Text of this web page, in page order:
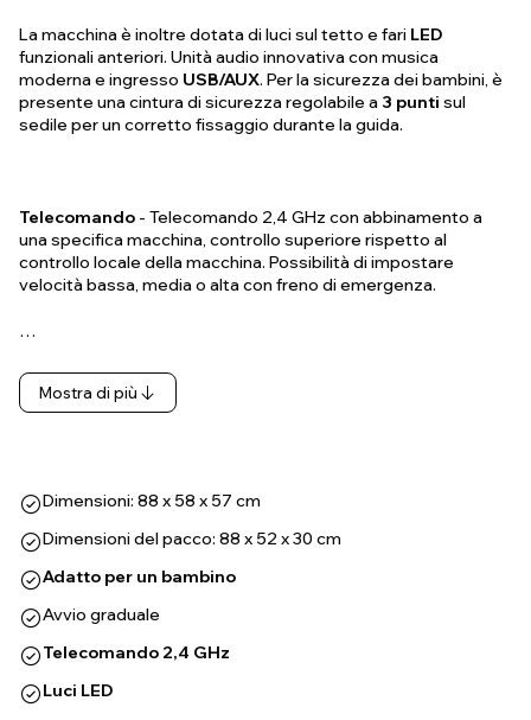
La macchina è inoltre dotata di luci sul tetto e fari LED
funzionali anteriori. Unità audio innovativa con musica
moderna e ingresso USB/AUX. Per la sicurezza dei bambini, è
presente una cintura di sicurezza regolabile a 3 punti sul
sedile per un corretto fissaggio durante la guida.
Telecomando - Telecomando 2,4 GHz con abbinamento a
una specifica macchina, controllo superiore rispetto al
controllo locale della macchina. Possibilità di impostare
velocità bassa, media o alta con freno di emergenza.
…
Mostra di più
Dimensioni: 88 x 58 x 57 cm
Dimensioni del pacco: 88 x 52 x 30 cm
Adatto per un bambino
Avvio graduale
Telecomando 2,4 GHz
Luci LED